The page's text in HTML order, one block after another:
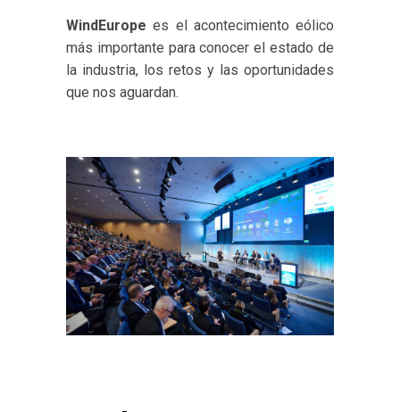
WindEurope es el acontecimiento eólico
más importante para conocer el estado de
la industria, los retos y las oportunidades
que nos aguardan.